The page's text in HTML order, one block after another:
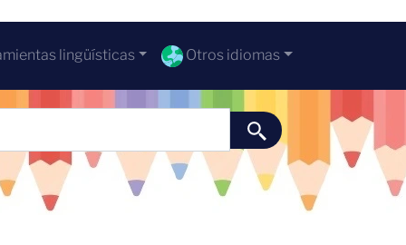
lingüísticas Otros idiomas